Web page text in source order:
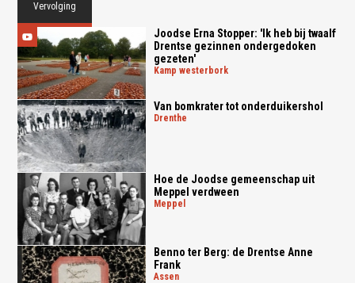
Vervolging
Joodse Erna Stopper: 'Ik heb bij twaalf
Drentse gezinnen ondergedoken
gezeten'
kamp westerbork
Van bomkrater tot onderduikershol
drenthe
Hoe de Joodse gemeenschap uit
Meppel verdween
meppel
Benno ter Berg: de Drentse Anne
Frank
assen